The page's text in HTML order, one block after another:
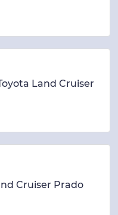
Land Cruiser
Cruiser Prado